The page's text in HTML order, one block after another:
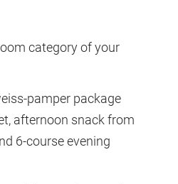
category of your
pamper package
afternoon snack from
6-course evening